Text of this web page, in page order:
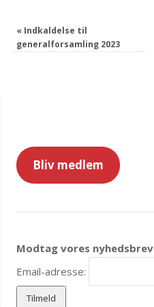
« Indkaldelse til
generalforsamling 2023
Bliv medlem
Modtag vores nyhedsbrev
Email-adresse: